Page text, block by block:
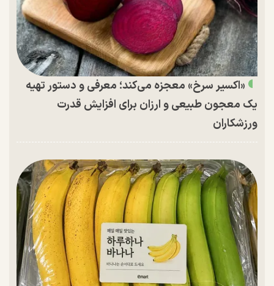
«اکسیر سرخ» معجزه می‌کند؛ معرفی و دستور تهیه
یک معجون طبیعی و ارزان برای افزایش قدرت
ورزشکاران